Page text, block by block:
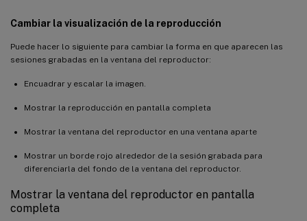
Cambiar la visualización de la reproducción
Puede hacer lo siguiente para cambiar la forma en que aparecen las
sesiones grabadas en la ventana del reproductor:
Encuadrar y escalar la imagen.
Mostrar la reproducción en pantalla completa
Mostrar la ventana del reproductor en una ventana aparte
Mostrar un borde rojo alrededor de la sesión grabada para
diferenciarla del fondo de la ventana del reproductor.
Mostrar la ventana del reproductor en pantalla
completa